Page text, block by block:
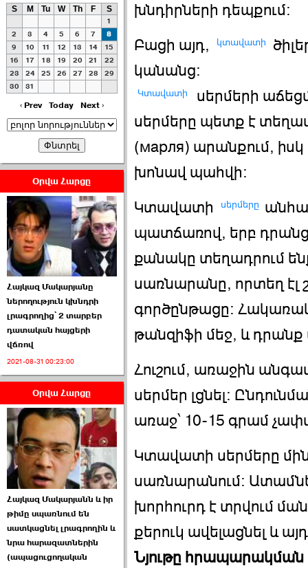
ՀԱՅԱՊԱՀՊԱՆՈՒԹԻՒՆ՝
ՀԱՒԱՏՔԻ ԵՒ
ԿՐԹՈՒԹԵԱՆ
ՃԱՆԱՊԱՐՀՈՎ ›››
2026-07-06 06:50:00
Ամենաշատը էսօրվանից
էի վախենում.Նիկոլայ
Եղիազարյան ›››
2026-07-05 23:19:00
ՏԵՍԱՆՅՈՒԹ․ Ի՞նչ
իրավիճակ է այս ›››
2026-07-04 10:40:00
Սահմանադրական
դատարանը մերժեց ›››
2026-07-02 00:39:00
S M Tu W Th F S
1
2
3 4 5 6 7
8
9
10 11 12 13 14
15
16
17 18 19 20 21
22
23
24 25 26 27 28
29
30
31
‹ Prev Today Next ›
Օրվա Հարցը
Հայկազ Մակարյանը
ներողություն կխնդրի
լրագրողից՝ 2 տարբեր
դատական հայցերի
վճռով
2021-08-31 00:23:00
Օրվա Հարցը
Հայկազ Մակարյանն և իր
թիմը սպառնում են
սատկացնել լրագրողին և
նրա հարազատներին
(ապացուցողական
խնդիրների դեպքում:
Բացի այդ,
կտավատի
կանանց:
Կտավատի
սերմերի
սերմերը պետք է
(марля) արանքում,
խոնավ պահվի:
Կտավատի
սերմերը
պատճառով, երբ
քանակը տեղադրում
սառնարանը, որտեղ էլ
գործընթացը: Հակառակ
թանզիֆի մեջ, և
Հուշում, առաջին
սերմեր լցնել:
առաջ՝ 10-15 գրամ
Կտավատի սերմերը
սառնարանում:
խորհուրդ է տրվում
քերուկ ավելացնել և
Նյութը